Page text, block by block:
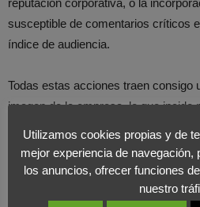
reputación corporativa, o la
susceptible de comentarios críticos
índice de audiencia.
Todas estas acciones traen consigo
imagen de la empresa, lo que incide
Marketing
recomendamos que las
estudiada estrategia
para paliar estos
Utilizamos cookies propias y de
mejor experiencia de navegación,
los anuncios, ofrecer funciones
nuestro